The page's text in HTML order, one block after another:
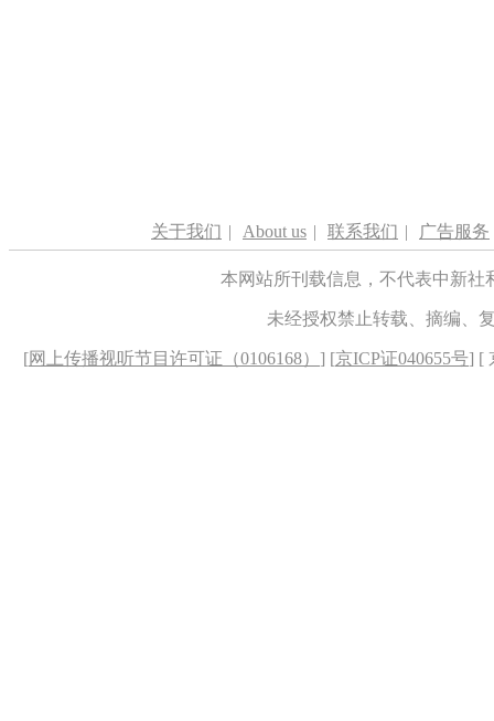
关于我们 | About us | 联系我们 | 广告服务
本网站所刊载信息，不代表中新
未经授权禁止转载、摘编、
[网上传播视听节目许可证（0106168） ] [京ICP证040655号] [